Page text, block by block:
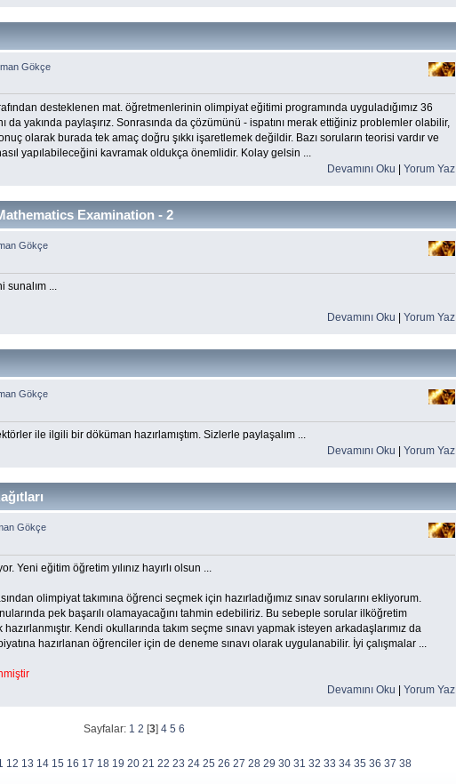
Gökçe
desteklenen mat. öğretmenlerinin olimpiyat eğitimi programında uyguladığımız 36
da yakında paylaşırız. Sonrasında da çözümünü - ispatını merak ettiğiniz problemler olabilir,
olarak burada tek amaç doğru şıkkı işaretlemek değildir. Bazı soruların teorisi vardır ve
yapılabileceğini kavramak oldukça önemlidir. Kolay gelsin ...
Devamını Oku |Yorum Yaz
Examination - 2
Gökçe
sunalım ...
Devamını Oku |Yorum Yaz
Gökçe
ile ilgili bir döküman hazırlamıştım. Sizlerle paylaşalım ...
Devamını Oku |Yorum Yaz
Gökçe
Yeni eğitim öğretim yılınız hayırlı olsun ...
olimpiyat takımına öğrenci seçmek için hazırladığımız sınav sorularını ekliyorum.
pek başarılı olamayacağını tahmin edebiliriz. Bu sebeple sorular ilköğretim
Kendi okullarında takım seçme sınavı yapmak isteyen arkadaşlarımız da
hazırlanan öğrenciler için de deneme sınavı olarak uygulanabilir. İyi çalışmalar ...
Devamını Oku |Yorum Yaz
Sayfalar: 1 2 [3] 4 5 6
12 13 14 15 16 17 18 19 20 21 22 23 24 25 26 27 28 29 30 31 32 33 34 35 36 37 38